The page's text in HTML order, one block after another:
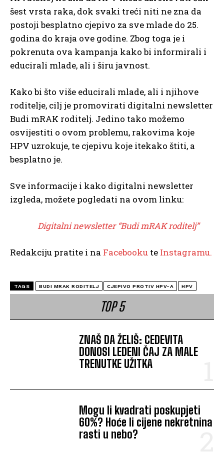
šest vrsta raka, dok svaki treći niti ne zna da
postoji besplatno cjepivo za sve mlade do 25.
godina do kraja ove godine. Zbog toga je i
pokrenuta ova kampanja kako bi informirali i
educirali mlade, ali i širu javnost.
Kako bi što više educirali mlade, ali i njihove
roditelje, cilj je promovirati digitalni newsletter
Budi mRAK roditelj. Jedino tako možemo
osvijestiti o ovom problemu, rakovima koje
HPV uzrokuje, te cjepivu koje itekako štiti, a
besplatno je.
Sve informacije i kako digitalni newsletter
izgleda, možete pogledati na ovom linku:
Digitalni newsletter “Budi mRAK roditelj”
Redakciju pratite i na Facebooku te Instagramu.
TAGS BUDI MRAK RODITELJ CJEPIVO PROTIV HPV-A HPV
TOP 5
ZNAŠ DA ŽELIŠ: CEDEVITA
DONOSI LEDENI ČAJ ZA MALE
TRENUTKE UŽITKA
Mogu li kvadrati poskupjeti
60%? Hoće li cijene nekretnina
rasti u nebo?